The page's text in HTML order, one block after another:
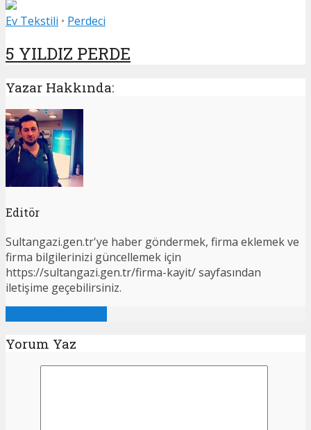
Ev Tekstili • Perdeci
5 YILDIZ PERDE
Yazar Hakkında:
Editör
Sultangazi.gen.tr'ye haber göndermek, firma eklemek ve
firma bilgilerinizi güncellemek için
https://sultangazi.gen.tr/firma-kayit/ sayfasından
iletişime geçebilirsiniz.
Yorum Yaz